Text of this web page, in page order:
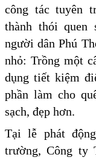
công tác tuyên
thành thói quen
người dân Phú
nhỏ: Trồng một
dụng tiết kiệm
phần làm cho
sạch, đẹp hơn.
Tại lễ phát
trường, Công ty